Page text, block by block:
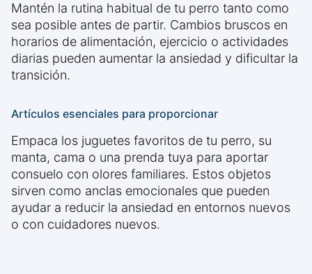
Mantén la rutina habitual de tu perro tanto como
sea posible antes de partir. Cambios bruscos en
horarios de alimentación, ejercicio o actividades
diarias pueden aumentar la ansiedad y dificultar la
transición.
Artículos esenciales para proporcionar
Empaca los juguetes favoritos de tu perro, su
manta, cama o una prenda tuya para aportar
consuelo con olores familiares. Estos objetos
sirven como anclas emocionales que pueden
ayudar a reducir la ansiedad en entornos nuevos
o con cuidadores nuevos.